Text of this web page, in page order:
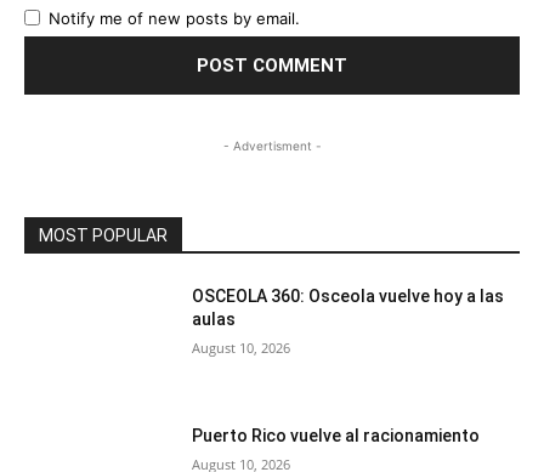
Notify me of new posts by email.
- Advertisment -
MOST POPULAR
OSCEOLA 360: Osceola vuelve hoy a las
aulas
August 10, 2026
Puerto Rico vuelve al racionamiento
August 10, 2026